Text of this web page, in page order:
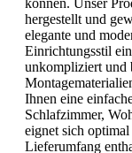
können. Unser
hergestellt und
elegante und
Einrichtungsstil
unkompliziert und
Ihnen eine
Schlafzimmer,
eignet sich
Lieferumfang